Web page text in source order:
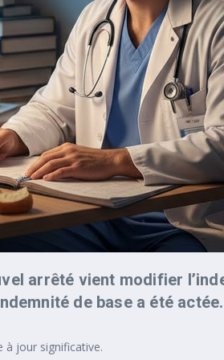
arrêté vient modifier
de base a été actée.
à jour significative.